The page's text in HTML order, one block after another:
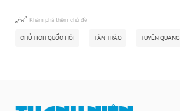
Khám phá thêm chủ đề
CHỦ TỊCH QUỐC HỘI TÂN TRÀO TUYÊN QUANG